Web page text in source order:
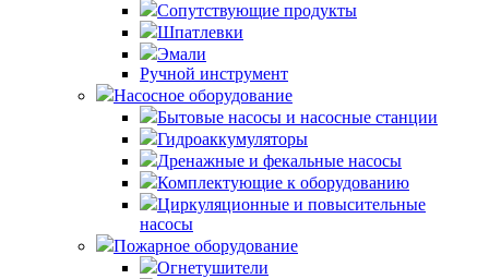
Сопутствующие продукты
Шпатлевки
Эмали
Ручной инструмент
Насосное оборудование
Бытовые насосы и насосные станции
Гидроаккумуляторы
Дренажные и фекальные насосы
Комплектующие к оборудованию
Циркуляционные и повысительные
насосы
Пожарное оборудование
Огнетушители